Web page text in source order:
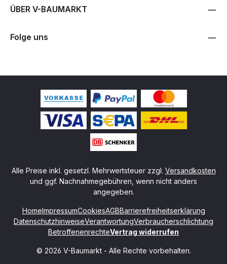
ÜBER V-BAUMARKT
Folge uns
Alle Preise inkl. gesetzl. Mehrwertsteuer zzgl. Versandkosten
und ggf. Nachnahmegebühren, wenn nicht anders
angegeben.
© 2026 V-Baumarkt - Alle Rechte vorbehalten.
HomeImpressumCookiesAGBBarrierefreiheitserklärung
DatenschutzhinweiseVerantwortungVerbraucherschlichtung
BetroffenenrechteVertrag widerrufen